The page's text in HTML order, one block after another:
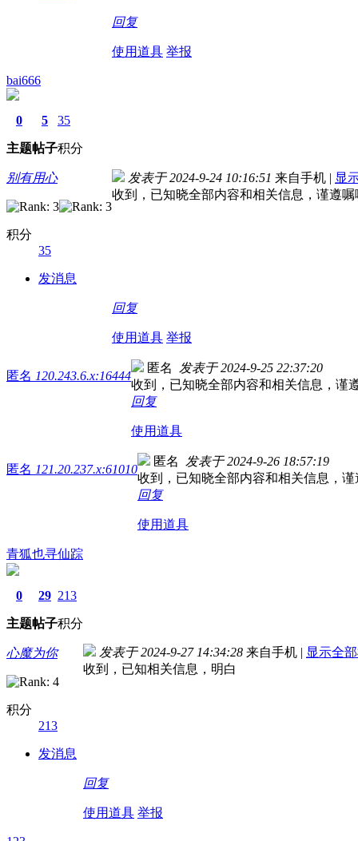
回复
使用道具 举报
bai666
0
主题
5
帖子
35
积分
别有用心
积分
35
发消息
发表于 2024-9-24 10:16:51 来自手机 | 显
收到，已知晓全部内容和相关信息，谨遵嘱
回复
使用道具 举报
匿名 120.243.6.x:16444
匿名 发表于 2024-9-25 22:37:20
收到，已知晓全部内容和相关信息，谨
回复
使用道具
匿名 121.20.237.x:61010
匿名 发表于 2024-9-26 18:57:19
收到，已知晓全部内容和相关信息，谨
回复
使用道具
青狐也寻仙踪
0
主题
29
帖子
213
积分
心魔为你
积分
213
发消息
发表于 2024-9-27 14:34:28 来自手机 | 显示全
收到，已知相关信息，明白
回复
使用道具 举报